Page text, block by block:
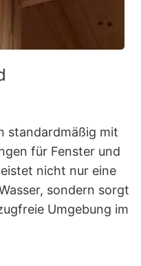
standardmäßig mit
für Fenster und
nicht nur eine
sondern sorgt
Umgebung im